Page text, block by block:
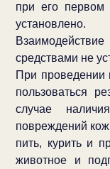
при его
установлено.
средствами не
При проведении
пользоваться
случае
повреждений
пить, курить и
животное и